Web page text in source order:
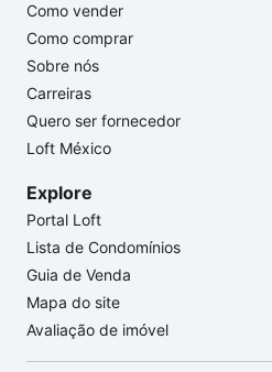
Como vender
Como comprar
Sobre nós
Carreiras
Quero ser fornecedor
Loft México
Explore
Portal Loft
Lista de Condomínios
Guia de Venda
Mapa do site
Avaliação de imóvel